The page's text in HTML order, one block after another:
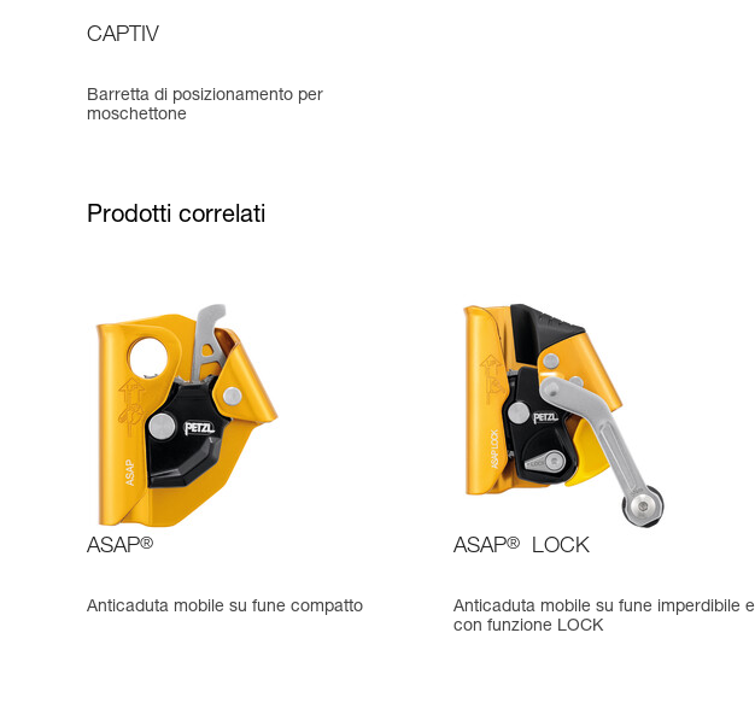
CAPTIV
Barretta di posizionamento per
moschettone
Prodotti correlati
ASAP®
Anticaduta mobile su fune compatto
ASAP® LOCK
Anticaduta mobile su fune imperdibile e
con funzione LOCK